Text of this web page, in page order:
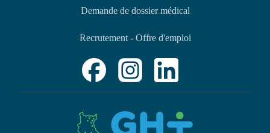
Demande de dossier médical
Recrutement - Offre d'emploi